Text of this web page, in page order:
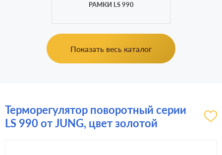
РАМКИ LS 990
Показать весь каталог
Терморегулятор поворотный серии
LS 990 от JUNG, цвет золотой